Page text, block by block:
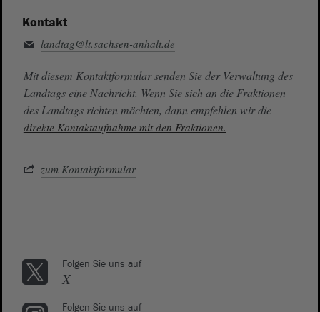
Kontakt
landtag@lt.sachsen-anhalt.de
Mit diesem Kontaktformular senden Sie der Verwaltung des
Landtags eine Nachricht. Wenn Sie sich an die Fraktionen
des Landtags richten möchten, dann empfehlen wir die
direkte Kontaktaufnahme mit den Fraktionen.
zum Kontaktformular
Folgen Sie uns auf
X
Folgen Sie uns auf